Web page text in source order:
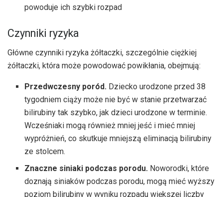
powoduje ich szybki rozpad
Czynniki ryzyka
Główne czynniki ryzyka żółtaczki, szczególnie ciężkiej
żółtaczki, która może powodować powikłania, obejmują:
Przedwczesny poród. Dziecko urodzone przed 38
tygodniem ciąży może nie być w stanie przetwarzać
bilirubiny tak szybko, jak dzieci urodzone w terminie.
Wcześniaki mogą również mniej jeść i mieć mniej
wypróżnień, co skutkuje mniejszą eliminacją bilirubiny
ze stolcem.
Znaczne siniaki podczas porodu. Noworodki, które
doznają siniaków podczas porodu, mogą mieć wyższy
poziom bilirubiny w wyniku rozpadu większej liczby